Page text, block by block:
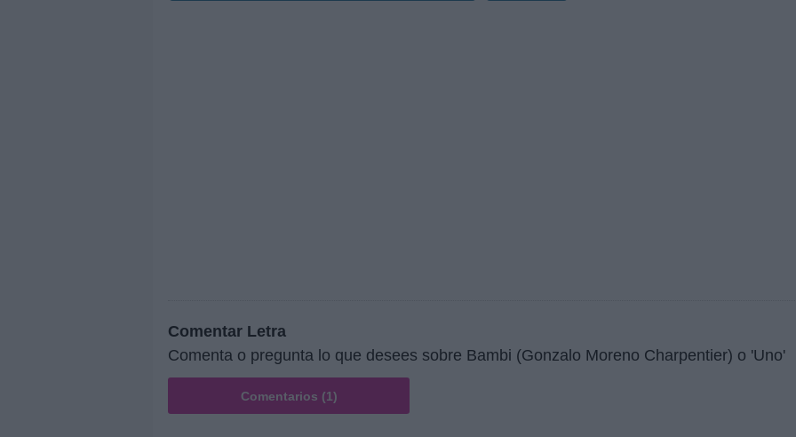
Comentar Letra
Comenta o pregunta lo que desees sobre Bambi (Gonzalo Moreno Charpentier) o 'Uno'
Comentarios (1)